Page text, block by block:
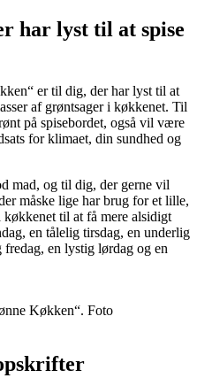
har lyst til at spise
er til dig, der har lyst til at
af grøntsager i køkkenet. Til
på spisebordet, også vil være
for klimaet, din sundhed og
mad, og til dig, der gerne vil
måske lige har brug for et lille,
til at få mere alsidigt
en tålelig tirsdag, en underlig
fredag, en lystig lørdag og en
Køkken“. Foto